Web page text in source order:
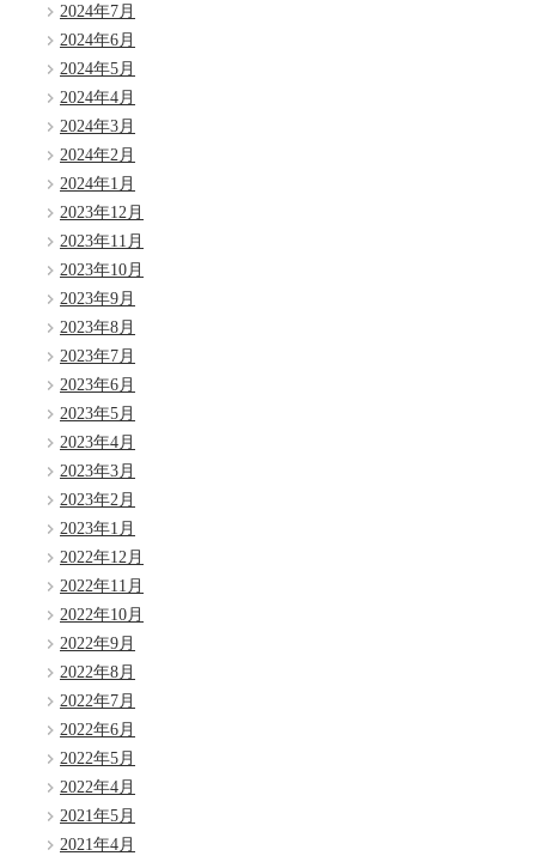
2024年7月
2024年6月
2024年5月
2024年4月
2024年3月
2024年2月
2024年1月
2023年12月
2023年11月
2023年10月
2023年9月
2023年8月
2023年7月
2023年6月
2023年5月
2023年4月
2023年3月
2023年2月
2023年1月
2022年12月
2022年11月
2022年10月
2022年9月
2022年8月
2022年7月
2022年6月
2022年5月
2022年4月
2021年5月
2021年4月